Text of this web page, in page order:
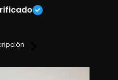
Lugar discreto y reservado,
ducha.
feriados y fines de semana.